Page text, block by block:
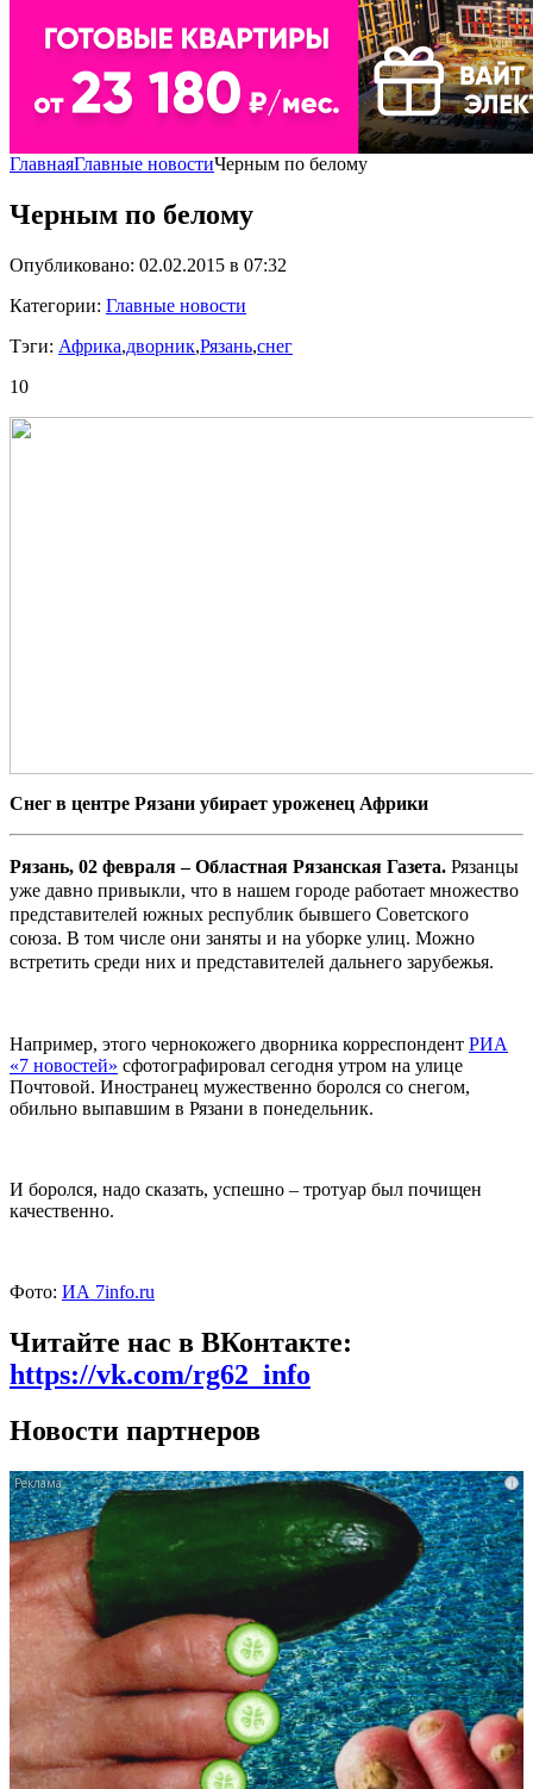
ГлавнаяГлавные новостиЧерным по белому
Черным по белому
Опубликовано: 02.02.2015 в 07:32
Категории: Главные новости
Тэги: Африка,дворник,Рязань,снег
10
Снег в центре Рязани убирает уроженец Африки
Рязань, 02 февраля – Областная Рязанская Газета. Рязанцы
уже давно привыкли, что в нашем городе работает множество
представителей южных республик бывшего Советского
союза. В том числе они заняты и на уборке улиц. Можно
встретить среди них и представителей дальнего зарубежья.
Например, этого чернокожего дворника корреспондент РИА
«7 новостей» сфотографировал сегодня утром на улице
Почтовой. Иностранец мужественно боролся со снегом,
обильно выпавшим в Рязани в понедельник.
И боролся, надо сказать, успешно – тротуар был почищен
качественно.
Фото: ИА 7info.ru
Читайте нас в ВКонтакте:
https://vk.com/rg62_info
Новости партнеров
i